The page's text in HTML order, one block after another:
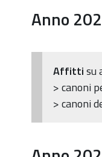
Anno
Affittisu
> canoni
> canoni